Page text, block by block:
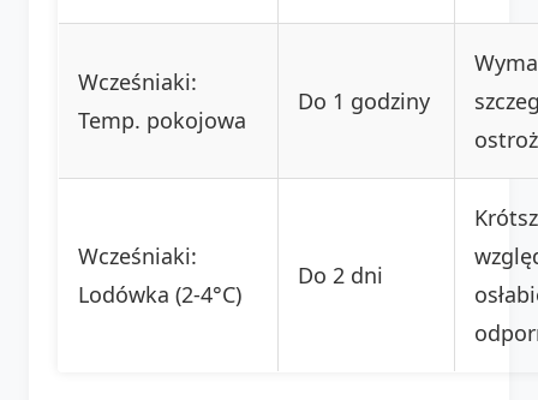
Wcześniaki:
Temp. pokojowa
Do 1 godziny
Wcześniaki:
Lodówka (2-4°C)
Do 2 dni